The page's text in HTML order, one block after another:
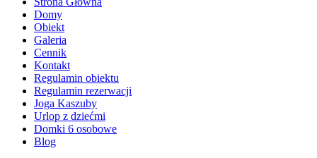
Domy
Obiekt
Galeria
Cennik
Kontakt
Regulamin obiektu
Regulamin rezerwacji
Joga Kaszuby
Urlop z dziećmi
Domki 6 osobowe
Blog